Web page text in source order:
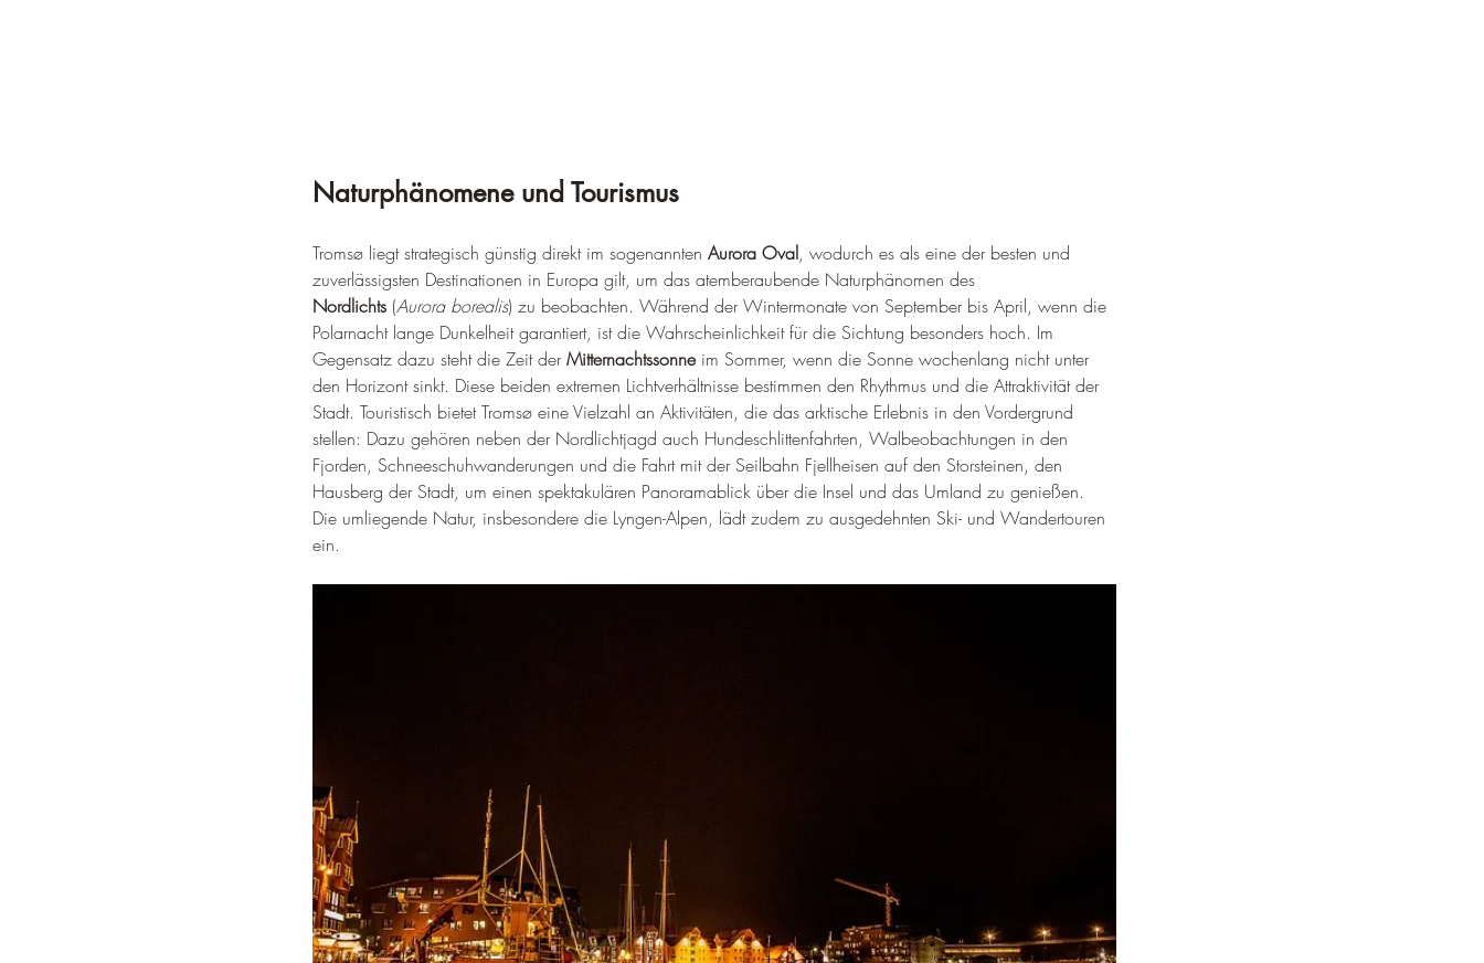
Naturphänomene und Tourismus
Tromsø liegt strategisch günstig direkt im sogenannten Aurora Oval, wodurch es als eine der besten und
zuverlässigsten Destinationen in Europa gilt, um das atemberaubende Naturphänomen des
Nordlichts (Aurora borealis) zu beobachten. Während der Wintermonate von September bis April, wenn die
Polarnacht lange Dunkelheit garantiert, ist die Wahrscheinlichkeit für die Sichtung besonders hoch. Im
Gegensatz dazu steht die Zeit der Mitternachtssonne im Sommer, wenn die Sonne wochenlang nicht unter
den Horizont sinkt. Diese beiden extremen Lichtverhältnisse bestimmen den Rhythmus und die Attraktivität der
Stadt. Touristisch bietet Tromsø eine Vielzahl an Aktivitäten, die das arktische Erlebnis in den Vordergrund
stellen: Dazu gehören neben der Nordlichtjagd auch Hundeschlittenfahrten, Walbeobachtungen in den
Fjorden, Schneeschuhwanderungen und die Fahrt mit der Seilbahn Fjellheisen auf den Storsteinen, den
Hausberg der Stadt, um einen spektakulären Panoramablick über die Insel und das Umland zu genießen.
Die umliegende Natur, insbesondere die Lyngen-Alpen, lädt zudem zu ausgedehnten Ski- und Wandertouren
ein.